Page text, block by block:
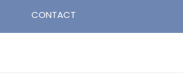
CONTACT